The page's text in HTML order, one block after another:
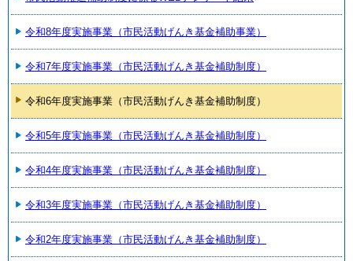
令和8年度実施事業（市民活動げんき基金補助事業）
令和7年度実施事業（市民活動げんき基金補助制度）
令和6年度実施事業（市民活動げんき基金補助制度）
令和5年度実施事業（市民活動げんき基金補助制度）
令和4年度実施事業（市民活動げんき基金補助制度）
令和3年度実施事業（市民活動げんき基金補助制度）
令和2年度実施事業（市民活動げんき基金補助制度）